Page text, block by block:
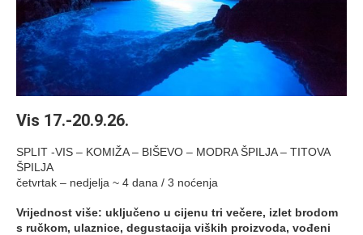
Vis 17.-20.9.26.
SPLIT -VIS – KOMIŽA – BIŠEVO – MODRA ŠPILJA – TITOVA
ŠPILJA
četvrtak – nedjelja ~ 4 dana / 3 noćenja
Vrijednost više: uključeno u cijenu tri večere, izlet brodom
s ručkom, ulaznice, degustacija viških proizvoda, vođeni